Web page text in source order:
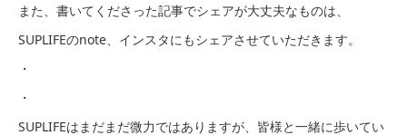
また、書いてくださった記事でシェアが大丈夫なものは、
SUPLIFEのnote、インスタにもシェアさせていただきます。
・
・
SUPLIFEはまだまだ微力ではありますが、皆様と一緒に歩いてい